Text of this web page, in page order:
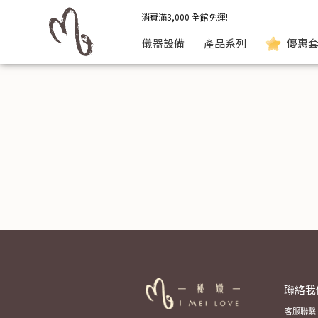
秘媺I Mei Love: 愛美愛自己，引導你從外用到內服的自體美 | 秘
消費滿3,000 全館免運!
儀器設備 產品系列 優惠
聯絡我
客服聯繫